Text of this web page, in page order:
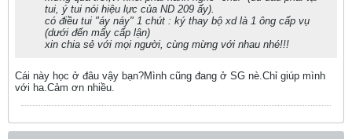
tui, ý tui nói hiệu lực của ND 209 ấy).
có điều tui "áy náy" 1 chút : ký thay bộ xd là 1 ông cấp vụ
(dưới đến mấy cấp lận)
xin chia sẻ với mọi người, cùng mừng với nhau nhé!!!
Cái này học ở đâu vậy bạn?Mình cũng đang ở SG nè.Chỉ giúp mình
với ha.Cảm ơn nhiều.